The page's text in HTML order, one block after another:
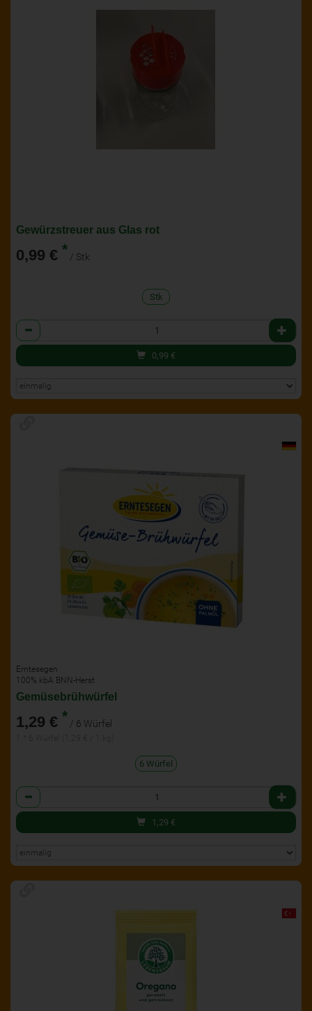
Gewürzstreuer aus Glas rot
0,99 € * / Stk
Stk
Anzahl
0,99 €
Erntesegen
100% kbA BNN-Herst
Gemüsebrühwürfel
1,29 € * / 6 Würfel
6 Würfel
Anzahl
1,29 €